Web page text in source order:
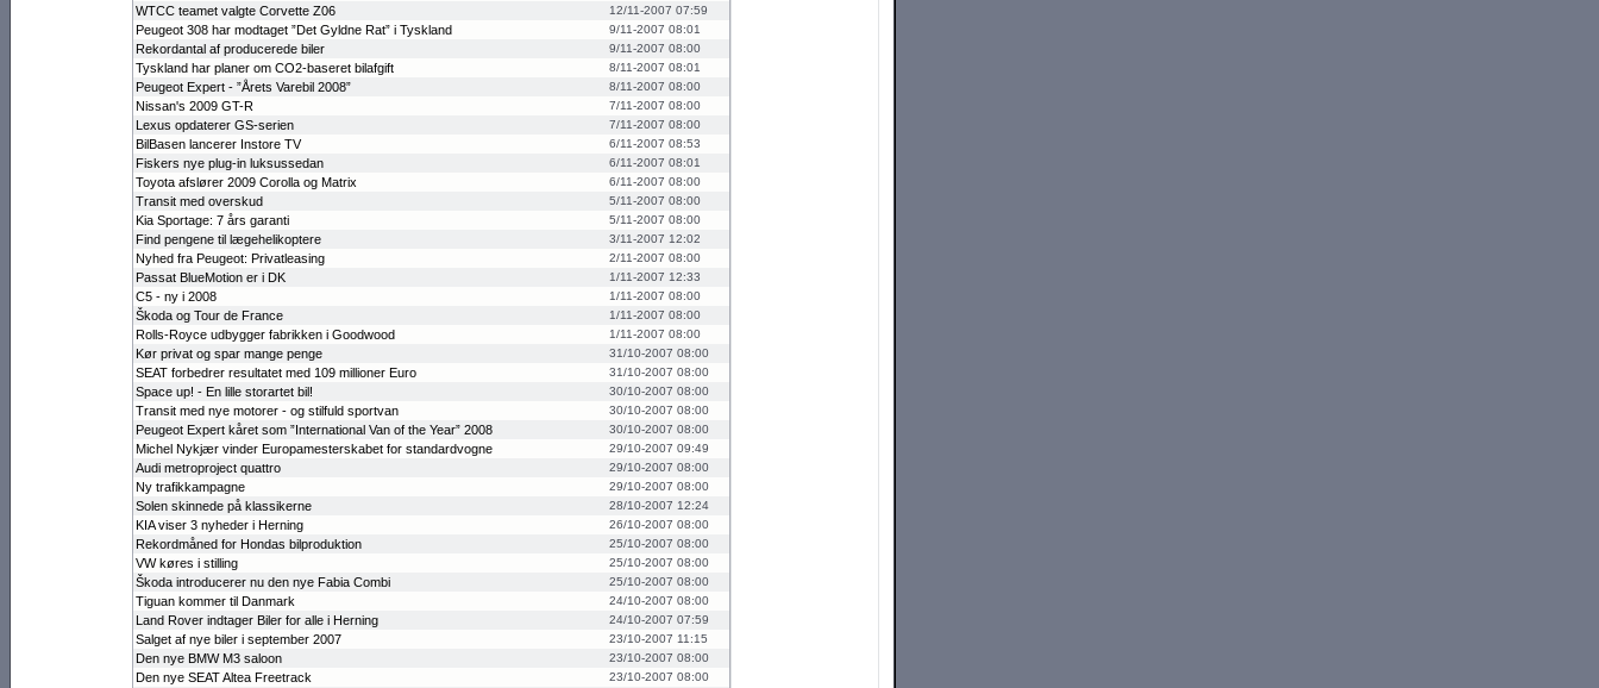
WTCC teamet valgte Corvette Z06 12/11-2007 07:59
Peugeot 308 har modtaget ”Det Gyldne Rat” i Tyskland 9/11-2007 08:01
Rekordantal af producerede biler 9/11-2007 08:00
Tyskland har planer om CO2-baseret bilafgift 8/11-2007 08:01
Peugeot Expert - ”Årets Varebil 2008” 8/11-2007 08:00
Nissan's 2009 GT-R 7/11-2007 08:00
Lexus opdaterer GS-serien 7/11-2007 08:00
BilBasen lancerer Instore TV 6/11-2007 08:53
Fiskers nye plug-in luksussedan 6/11-2007 08:01
Toyota afslører 2009 Corolla og Matrix 6/11-2007 08:00
Transit med overskud 5/11-2007 08:00
Kia Sportage: 7 års garanti 5/11-2007 08:00
Find pengene til lægehelikoptere 3/11-2007 12:02
Nyhed fra Peugeot: Privatleasing 2/11-2007 08:00
Passat BlueMotion er i DK 1/11-2007 12:33
C5 - ny i 2008 1/11-2007 08:00
Škoda og Tour de France 1/11-2007 08:00
Rolls-Royce udbygger fabrikken i Goodwood 1/11-2007 08:00
Kør privat og spar mange penge 31/10-2007 08:00
SEAT forbedrer resultatet med 109 millioner Euro 31/10-2007 08:00
Space up! - En lille storartet bil! 30/10-2007 08:00
Transit med nye motorer - og stilfuld sportvan 30/10-2007 08:00
Peugeot Expert kåret som ”In­ter­national Van of the Year” 2008 30/10-2007 08:00
Michel Nykjær vin­der Europa­mesterskabet for standardvogne 29/10-2007 09:49
Audi metroproject quattro 29/10-2007 08:00
Ny trafik­kampagne 29/10-2007 08:00
Solen skinnede på klassikerne 28/10-2007 12:24
KIA viser 3 nyheder i Herning 26/10-2007 08:00
Rekordmåned for Hondas bilproduktion 25/10-2007 08:00
VW køres i stilling 25/10-2007 08:00
Škoda introdu­cerer nu den nye Fabia Combi 25/10-2007 08:00
Tiguan kommer til Danmark 24/10-2007 08:00
Land Rover indtager Biler for alle i Herning 24/10-2007 07:59
Salget af nye biler i september 2007 23/10-2007 11:15
Den nye BMW M3 saloon 23/10-2007 08:00
Den nye SEAT Altea Freetrack 23/10-2007 08:00